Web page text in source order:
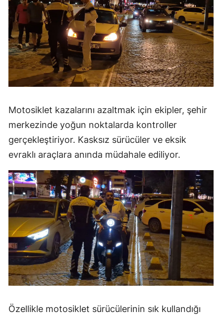
Motosiklet kazalarını azaltmak için ekipler, şehir
merkezinde yoğun noktalarda kontroller
gerçekleştiriyor. Kasksız sürücüler ve eksik
evraklı araçlara anında müdahale ediliyor.
Özellikle motosiklet sürücülerinin sık kullandığı